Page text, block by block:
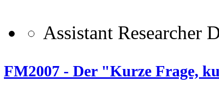
Assistant Researcher
FM2007 - Der "Kurze Frage,